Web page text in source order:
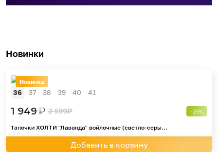
Новинки
Новинка
36 37 38 39 40 41
1 949₽ 2 599₽ -25%
Тапочки ХОЛТИ "Лаванда" войлочные (светло-серы...
Добавить в корзину